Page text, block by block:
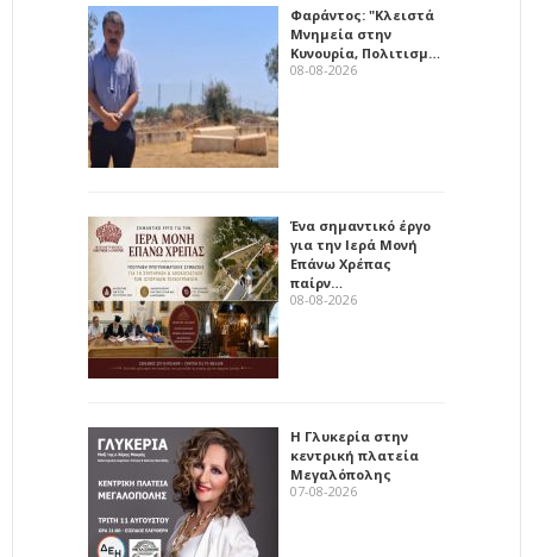
Φαράντος: "Κλειστά
Μνημεία στην
Κυνουρία, Πολιτισμ…
08-08-2026
Ένα σημαντικό έργο
για την Ιερά Μονή
Επάνω Χρέπας
παίρν…
08-08-2026
Η Γλυκερία στην
κεντρική πλατεία
Μεγαλόπολης
07-08-2026